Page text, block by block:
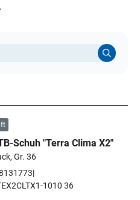
Schuh "Terra Clima X2"
Gr. 36
1010 36